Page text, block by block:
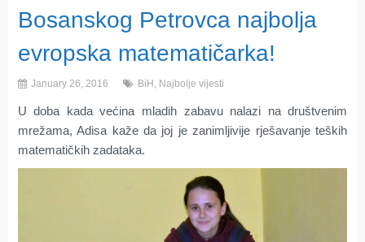
Bosanskog Petrovca najbolja
evropska matematičarka!
January 26, 2016 BiH, Najbolje vijesti
U doba kada većina mladih zabavu nalazi na društvenim
mrežama, Adisa kaže da joj je zanimljivije rješavanje teških
matematičkih zadataka.